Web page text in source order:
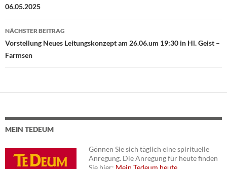
06.05.2025
NÄCHSTER BEITRAG
Vorstellung Neues Leitungskonzept am 26.06.um 19:30 in Hl. Geist –
Farmsen
MEIN TEDEUM
Gönnen Sie sich täglich eine spirituelle
Anregung. Die Anregung für heute finden
Sie hier: Mein Tedeum heute